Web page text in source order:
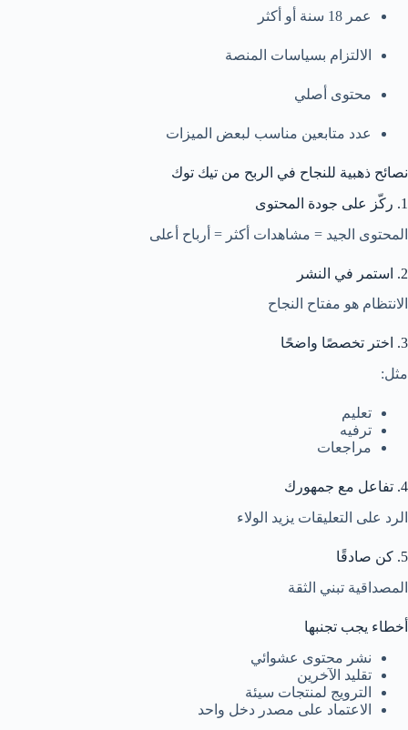
عمر 18 سنة أو أكثر
الالتزام بسياسات المنصة
محتوى أصلي
عدد متابعين مناسب لبعض الميزات
نصائح ذهبية للنجاح في الربح من تيك توك
1. ركّز على جودة المحتوى
المحتوى الجيد = مشاهدات أكثر = أرباح أعلى
2. استمر في النشر
الانتظام هو مفتاح النجاح
3. اختر تخصصًا واضحًا
مثل:
تعليم
ترفيه
مراجعات
4. تفاعل مع جمهورك
الرد على التعليقات يزيد الولاء
5. كن صادقًا
المصداقية تبني الثقة
أخطاء يجب تجنبها
نشر محتوى عشوائي
تقليد الآخرين
الترويج لمنتجات سيئة
الاعتماد على مصدر دخل واحد